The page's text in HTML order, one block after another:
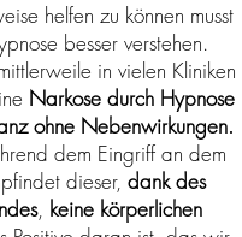
helfen zu können musst
besser verstehen.
in vielen Kliniken
Narkose durch Hypnose
ohne Nebenwirkungen.
dem Eingriff an dem
dieser, dank des
, keine körperlichen